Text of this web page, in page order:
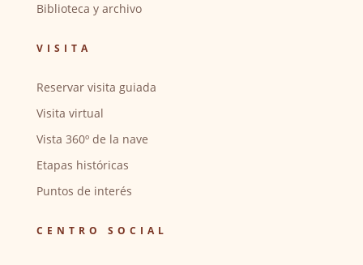
Biblioteca y archivo
VISITA
Reservar visita guiada
Visita virtual
Vista 360º de la nave
Etapas históricas
Puntos de interés
CENTRO SOCIAL